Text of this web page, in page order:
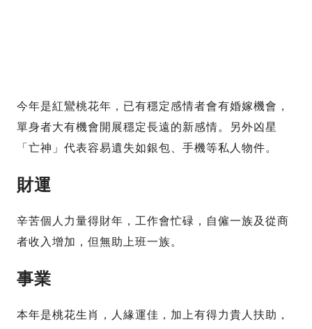
今年是紅鸞桃花年，已有穩定感情者會有婚嫁機會，
單身者大有機會開展穩定長遠的新感情。另外凶星
「亡神」代表容易遺失如銀包、手機等私人物件。
財運
辛苦個人力量得財年，工作會忙碌，自僱一族及從商
者收入增加，但無助上班一族。
事業
本年是桃花生肖，人緣運佳，加上有得力貴人扶助，